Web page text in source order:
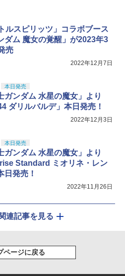
ルスピリッツ」コラボブース
ダム 魔女の覚醒」が2023年3
売
2022年12月7日
本日発売
ガンダム 水星の魔女」より
ダリルバルデ」本日発売！
2022年12月3日
本日発売
ガンダム 水星の魔女」より
rise Standard ミオリネ・レン
日発売！
2022年11月26日
連記事を見る
ページに戻る